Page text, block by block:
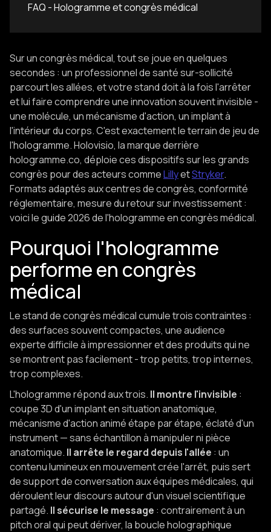
FAQ - Hologramme et congrès médical
Sur un congrès médical, tout se joue en quelques
secondes : un professionnel de santé sur-sollicité
parcourt les allées, et votre stand doit à la fois l'arrêter
et lui faire comprendre une innovation souvent invisible -
une molécule, un mécanisme d'action, un implant à
l'intérieur du corps. C'est exactement le terrain de jeu de
l'hologramme. Holovisio, la marque derrière
hologramme.co, déploie ces dispositifs sur les grands
congrès pour des acteurs commeLillyetStryker.
Formats adaptés aux centres de congrès, conformité
réglementaire, mesure du retour sur investissement :
voici le guide 2026 de l'hologramme en congrès médical.
Pourquoi l'hologramme
performe en congrès
médical
Le stand de congrès médical cumule trois contraintes :
des surfaces souvent compactes, une audience
experte difficile à impressionner et des produits qui ne
se montrent pas facilement - trop petits, trop internes,
trop complexes.
L'hologramme répond aux trois. Il montre l'invisible :
coupe 3D d'un implant en situation anatomique,
mécanisme d'action animé étape par étape, éclaté d'un
instrument — sans échantillon à manipuler ni pièce
anatomique. Il arrête le regard depuis l'allée : un
contenu lumineux en mouvement crée l'arrêt, puis sert
de support de conversation aux équipes médicales, qui
déroulent leur discours autour d'un visuel scientifique
partagé. Il sécurise le message : contrairement à un
pitch oral qui peut dériver, la boucle holographique